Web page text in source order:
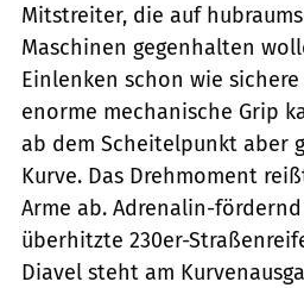
Mitstreiter, die auf
Maschinen gegenhalten
Einlenken schon wie
enorme mechanische Grip
ab dem Scheitelpunkt aber
Kurve. Das Drehmoment
Arme ab. Adrenalin-
überhitzte 230er-
Diavel steht am